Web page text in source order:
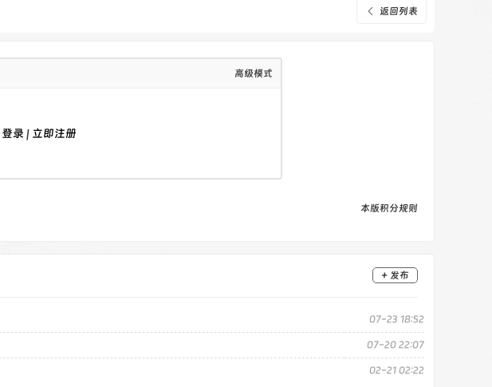
返回列表
高级模式
登录 | 立即注册
本版积分规则
+ 发布
07-23 18:52
07-20 22:07
02-21 02:22